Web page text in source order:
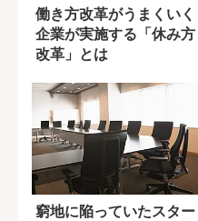
働き方改革がうまくいく
企業が実施する「休み方
改革」とは
窮地に陥っていたスター